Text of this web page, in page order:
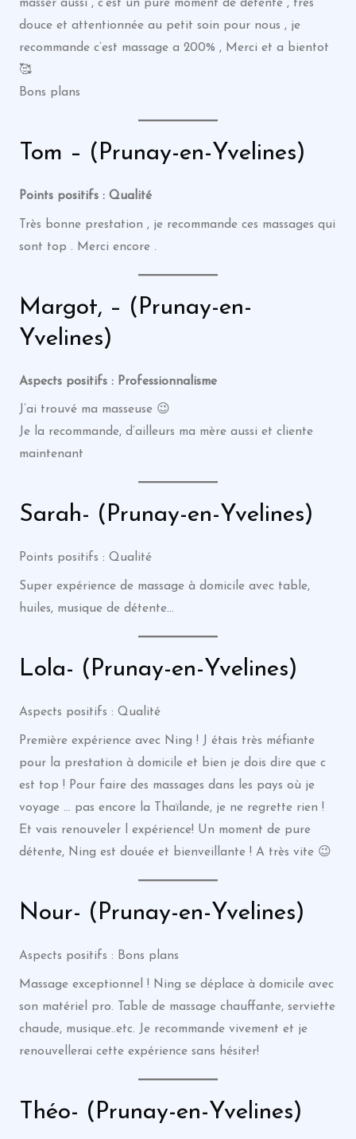
masser aussi , c’est un pure moment de détente , trés
douce et attentionnée au petit soin pour nous , je
recommande c’est massage a 200% , Merci et a bientot
🥰
Bons plans
Tom – (Prunay-en-Yvelines)
Points positifs : Qualité
Très bonne prestation , je recommande ces massages qui
sont top . Merci encore .
Margot, – (Prunay-en-
Yvelines)
Aspects positifs : Professionnalisme
J’ai trouvé ma masseuse 😉
Je la recommande, d’ailleurs ma mère aussi et cliente
maintenant
Sarah- (Prunay-en-Yvelines)
Points positifs : Qualité
Super expérience de massage à domicile avec table,
huiles, musique de détente…
Lola- (Prunay-en-Yvelines)
Aspects positifs : Qualité
Première expérience avec Ning ! J étais très méfiante
pour la prestation à domicile et bien je dois dire que c
est top ! Pour faire des massages dans les pays où je
voyage … pas encore la Thaïlande, je ne regrette rien !
Et vais renouveler l expérience! Un moment de pure
détente, Ning est douée et bienveillante ! A très vite 😉
Nour- (Prunay-en-Yvelines)
Aspects positifs : Bons plans
Massage exceptionnel ! Ning se déplace à domicile avec
son matériel pro. Table de massage chauffante, serviette
chaude, musique..etc. Je recommande vivement et je
renouvellerai cette expérience sans hésiter!
Théo- (Prunay-en-Yvelines)